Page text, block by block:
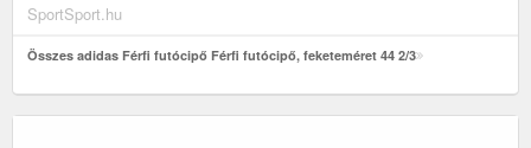
SportSport.hu
Összes adidas Férfi futócipő Férfi futócipő, feketeméret 44 2/3